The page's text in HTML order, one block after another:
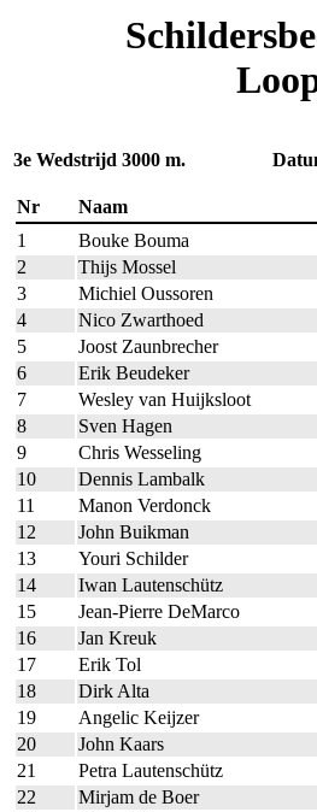
3e Wedstrijd 3000 m. Datum:
Nr Naam
1
Bouke Bouma
2
Thijs Mossel
3
Michiel Oussoren
4
Nico Zwarthoed
5
Joost Zaunbrecher
6
Erik Beudeker
7
Wesley van Huijksloot
8
Sven Hagen
9
Chris Wesseling
10
Dennis Lambalk
11
Manon Verdonck
12
John Buikman
13
Youri Schilder
14
Iwan Lautenschütz
15
Jean-Pierre DeMarco
16
Jan Kreuk
17
Erik Tol
18
Dirk Alta
19
Angelic Keijzer
20
John Kaars
21
Petra Lautenschütz
22
Mirjam de Boer